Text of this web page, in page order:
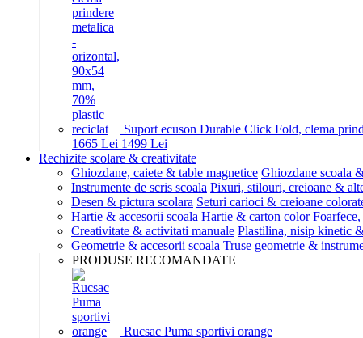
Suport ecuson Durable Click Fold, clema
1665 Lei 1499 Lei
Rechizite scolare & creativitate
Ghiozdane, caiete & table magnetice Ghiozdane scoala
Instrumente de scris scoala Pixuri, stilouri, creioane &
Desen & pictura scolara Seturi carioci & creioane
Hartie & accesorii scoala Hartie & carton color
Creativitate & activitati manuale Plastilina, nisip kinetic
Geometrie & accesorii scoala Truse geometrie &
PRODUSE RECOMANDATE
Rucsac Puma sportivi orange